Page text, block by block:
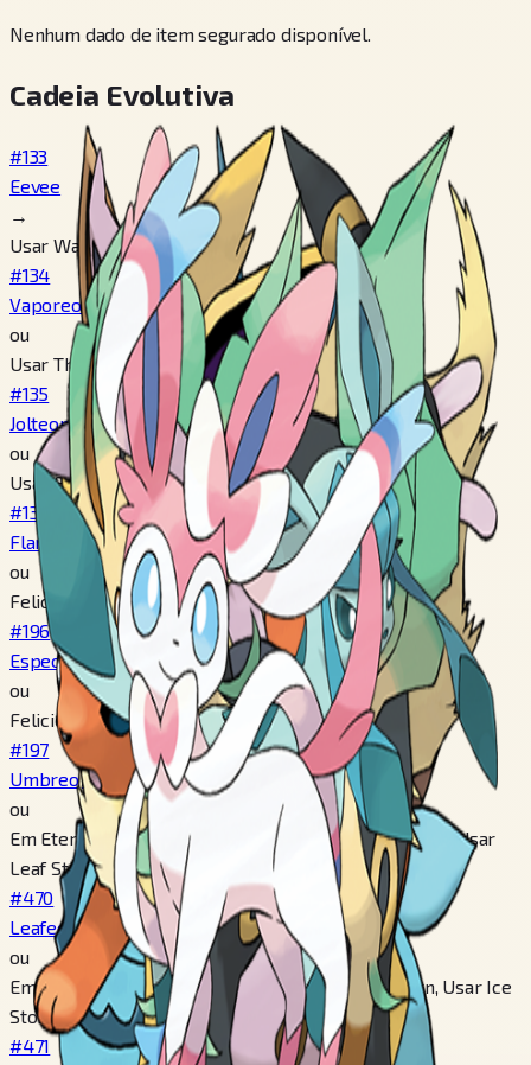
Nenhum dado de item segurado disponível.
Cadeia Evolutiva
#133
Eevee
→
Usar Water Stone
#134
Vaporeon
ou
Usar Thunder Stone
#135
Jolteon
ou
Usar Fire Stone
#136
Flareon
ou
Felicidade 160+, Day tempo
#196
Espeon
ou
Felicidade 160+, Night tempo
#197
Umbreon
ou
Em Eterna Forest, Em Pinwheel Forest, Em Route 20, Usar
Leaf Stone, Em Petalburg Woods, Em Lush Jungle
#470
Leafeon
ou
Em Route 217, Em Twist Mountain, Em Frost Cavern, Usar Ice
Stone, Em Shoal Cave, Em Mount Lanakila
#471